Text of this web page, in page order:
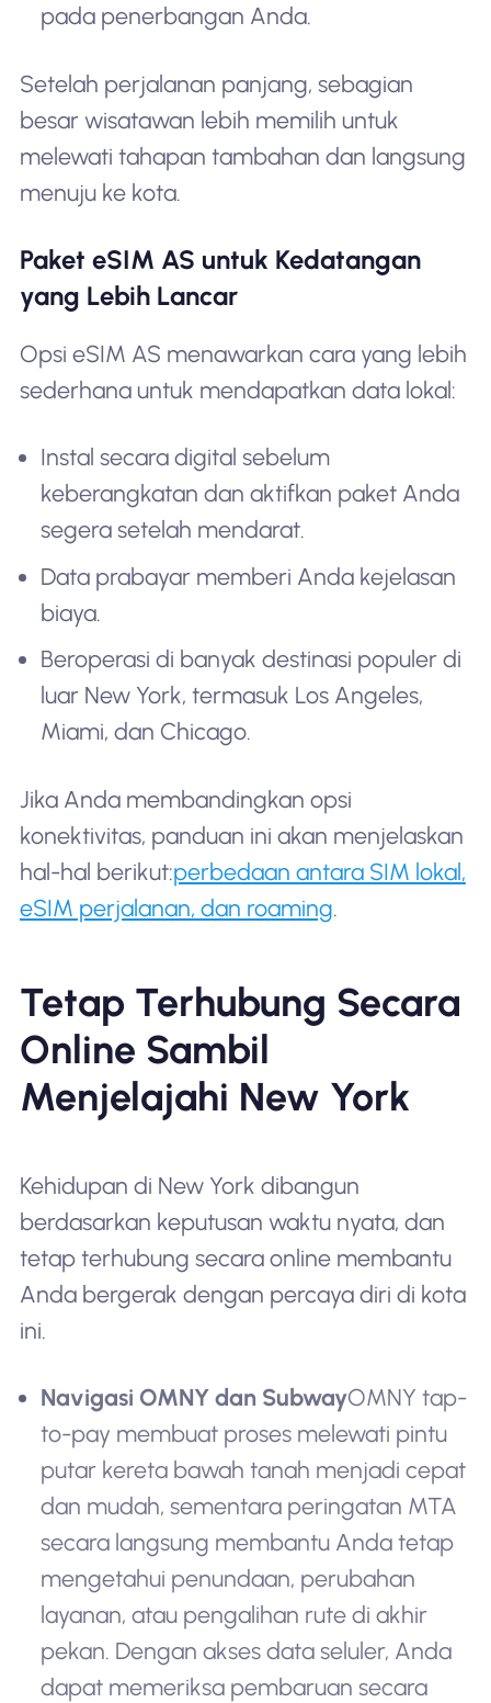
pada penerbangan Anda.
Setelah perjalanan panjang, sebagian
besar wisatawan lebih memilih untuk
melewati tahapan tambahan dan langsung
menuju ke kota.
Paket eSIM AS untuk Kedatangan
yang Lebih Lancar
Opsi eSIM AS menawarkan cara yang lebih
sederhana untuk mendapatkan data lokal:
Instal secara digital sebelum
keberangkatan dan aktifkan paket Anda
segera setelah mendarat.
Data prabayar memberi Anda kejelasan
biaya.
Beroperasi di banyak destinasi populer di
luar New York, termasuk Los Angeles,
Miami, dan Chicago.
Jika Anda membandingkan opsi
konektivitas, panduan ini akan menjelaskan
hal-hal berikut:perbedaan antara SIM lokal,
eSIM perjalanan, dan roaming.
Tetap Terhubung Secara
Online Sambil
Menjelajahi New York
Kehidupan di New York dibangun
berdasarkan keputusan waktu nyata, dan
tetap terhubung secara online membantu
Anda bergerak dengan percaya diri di kota
ini.
Navigasi OMNY dan SubwayOMNY tap-
to-pay membuat proses melewati pintu
putar kereta bawah tanah menjadi cepat
dan mudah, sementara peringatan MTA
secara langsung membantu Anda tetap
mengetahui penundaan, perubahan
layanan, atau pengalihan rute di akhir
pekan. Dengan akses data seluler, Anda
dapat memeriksa pembaruan secara